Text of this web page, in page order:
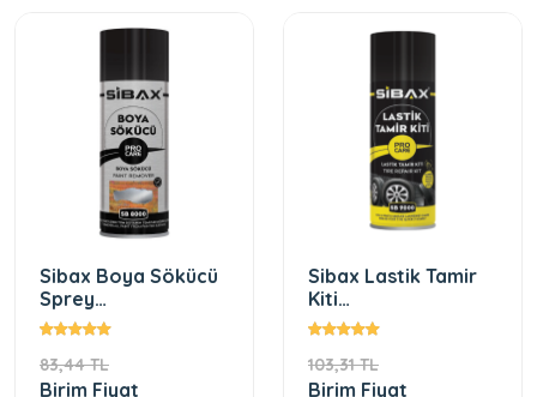
Sibax Boya Sökücü
Sprey
SB8000(400mL)
83,44 TL
Birim Fiyat
Sibax Lastik Tamir
Kiti
SB9000(400mL)
103,31 TL
Birim Fiyat